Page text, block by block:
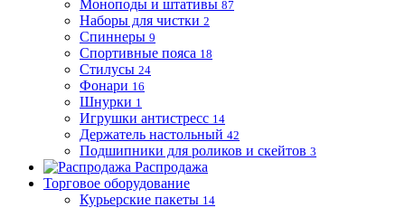
Моноподы и штативы 87
Наборы для чистки 2
Спиннеры 9
Спортивные пояса 18
Стилусы 24
Фонари 16
Шнурки 1
Игрушки антистресс 14
Держатель настольный 42
Подшипники для роликов и скейтов 3
Распродажа
Торговое оборудование
Курьерские пакеты 14